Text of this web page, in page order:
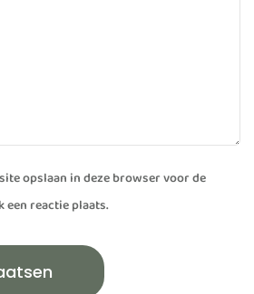
opslaan in deze browser voor de
reactie plaats.